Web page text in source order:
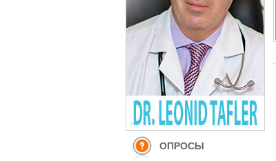
ОПРОСЫ